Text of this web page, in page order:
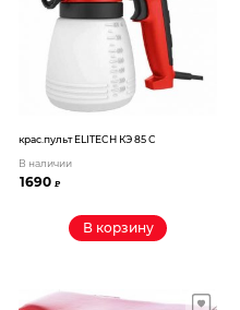
крас.пульт ELITECH КЭ 85 С
В наличии
1690₽
В корзину